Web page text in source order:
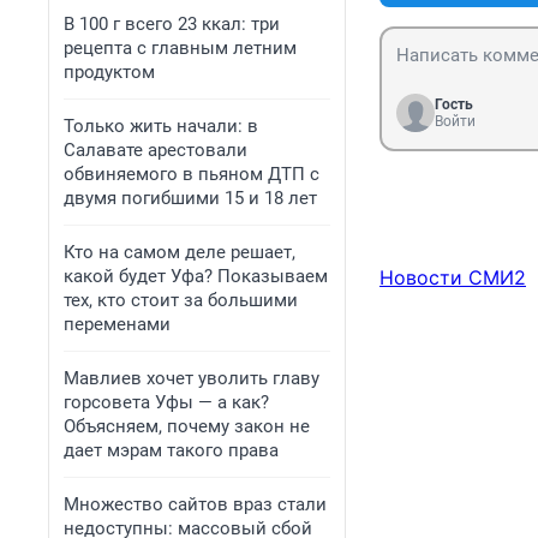
В 100 г всего 23 ккал: три
рецепта с главным летним
продуктом
Только жить начали: в
Салавате арестовали
обвиняемого в пьяном ДТП с
двумя погибшими 15 и 18 лет
Кто на самом деле решает,
какой будет Уфа? Показываем
тех, кто стоит за большими
переменами
Мавлиев хочет уволить главу
горсовета Уфы — а как?
Объясняем, почему закон не
дает мэрам такого права
Множество сайтов враз стали
недоступны: массовый сбой
Гость
Войти
Новости СМИ2